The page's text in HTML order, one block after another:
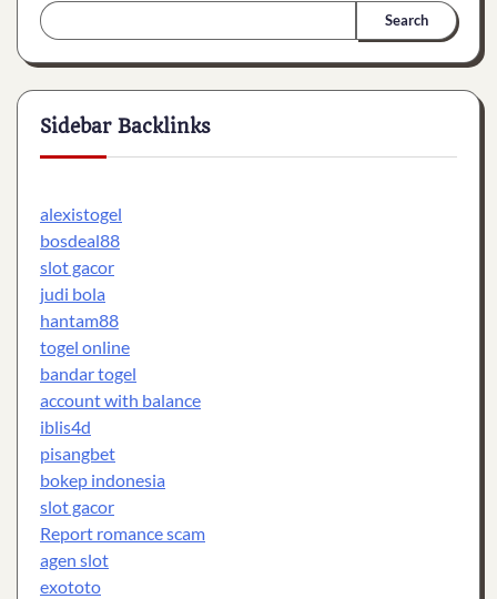
Search
Sidebar Backlinks
alexistogel
bosdeal88
slot gacor
judi bola
hantam88
togel online
bandar togel
account with balance
iblis4d
pisangbet
bokep indonesia
slot gacor
Report romance scam
agen slot
exototo